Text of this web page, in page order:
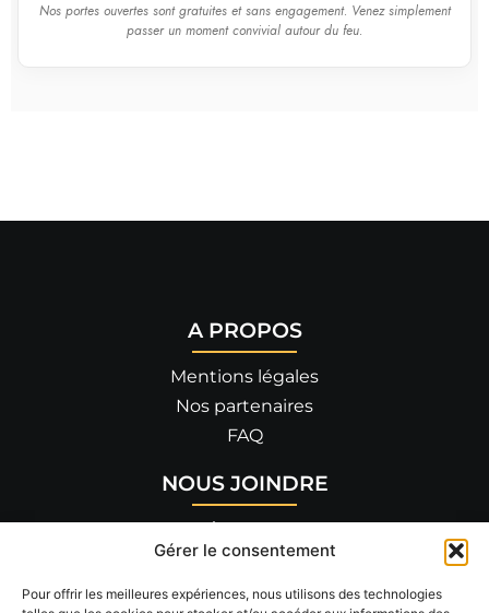
Gérer le consentement
Pour offrir les meilleures expériences, nous utilisons des technologies
Nos portes ouvertes sont gratuites et sans engagement. Venez simplement
passer un moment convivial autour du feu.
A PROPOS
Mentions légales
Nos partenaires
FAQ
NOUS JOINDRE
455 allée de Savoie
26300 BOURG-DE-PÉAGE
04 75 90 14 82